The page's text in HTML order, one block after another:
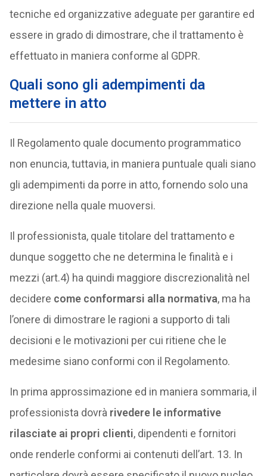
tecniche ed organizzative adeguate per garantire ed
essere in grado di dimostrare, che il trattamento è
effettuato in maniera conforme al GDPR.
Quali sono gli adempimenti da
mettere in atto
Il Regolamento quale documento programmatico
non enuncia, tuttavia, in maniera puntuale quali siano
gli adempimenti da porre in atto, fornendo solo una
direzione nella quale muoversi.
Il professionista, quale titolare del trattamento e
dunque soggetto che ne determina le finalità e i
mezzi (art.4) ha quindi maggiore discrezionalità nel
decidere come conformarsi alla normativa, ma ha
l’onere di dimostrare le ragioni a supporto di tali
decisioni e le motivazioni per cui ritiene che le
medesime siano conformi con il Regolamento.
In prima approssimazione ed in maniera sommaria, il
professionista dovrà rivedere le informative
rilasciate ai propri clienti, dipendenti e fornitori
onde renderle conformi ai contenuti dell’art. 13. In